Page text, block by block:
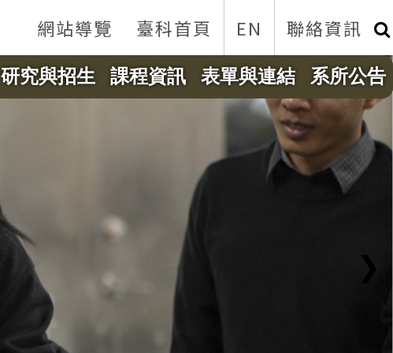
網站導覽 臺科首頁 EN 聯絡資訊
研究與招生 課程資訊 表單與連結 系所公告
❯